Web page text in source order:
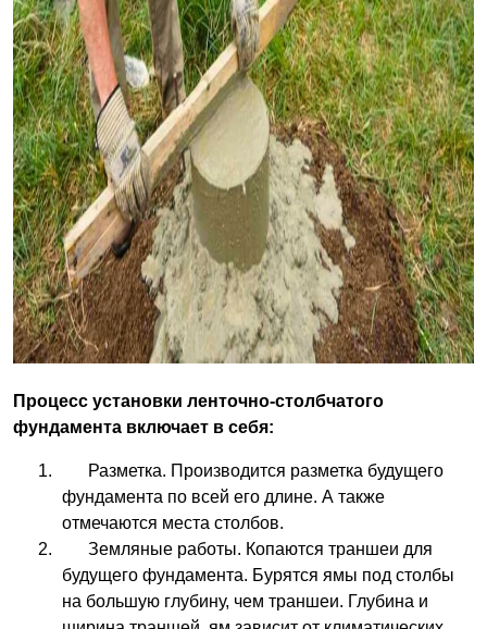
Процесс установки ленточно-столбчатого
фундамента включает в себя:
Разметка. Производится разметка будущего
фундамента по всей его длине. А также
отмечаются места столбов.
Земляные работы. Копаются траншеи для
будущего фундамента. Бурятся ямы под столбы
на большую глубину, чем траншеи. Глубина и